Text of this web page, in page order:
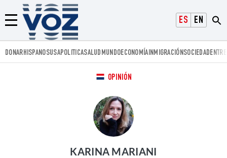
ESPAÑOLENGLISH
Menú
Voz.us
DONARHISPANOSUSAPOLITICASALUD MUNDOECONOMÍAINMIGRACIÓNSOCIEDAD
OPINIÓN
KARINA MARIANI